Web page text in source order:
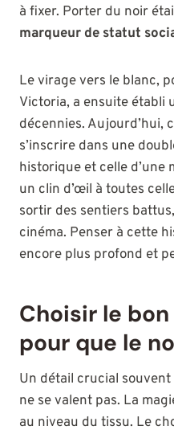
à fixer. Porter du noir
marqueur de statut
Le virage vers le blanc,
Victoria, a ensuite établi
décennies. Aujourd’hui,
s’inscrire dans une
historique et celle d’une
un clin d’œil à toutes
sortir des sentiers
cinéma. Penser à cette
encore plus profond et
Choisir le
pour que le
Un détail crucial
ne se valent pas. La
au niveau du tissu. Le